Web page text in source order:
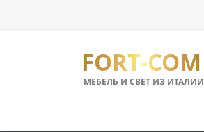
FORT-COM
МЕБЕЛЬ И СВЕТ ИЗ ИТАЛИИ